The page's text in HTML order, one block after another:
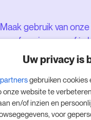
Maak gebruik van
proefversie en geef je
boost - zonder
Boek een afspraak
proefperiode van 14
starten.
Uw privacy is
gebruiken cookies
onze website te
en/of inzien en
voor